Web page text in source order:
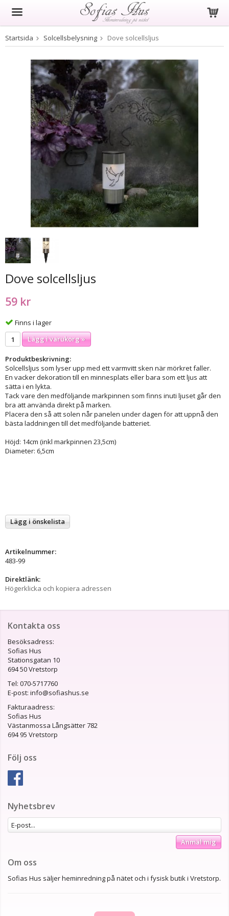
Produkten har blivit tillagd i varukorgen
Startsida Solcellsbelysning Dove solcellsljus
Dove solcellsljus
59 kr
Finns i lager
Lägg i varukorg »
Produktbeskrivning:
Solcellsljus som lyser upp med ett varmvitt sken när mörkret faller.
En vacker dekoration till en minnesplats eller bara som ett ljus att
sätta i en lykta.
Tack vare den medföljande markpinnen som finns inuti ljuset går den
bra att använda direkt på marken.
Placera den så att solen når panelen under dagen för att uppnå den
bästa laddningen till det medföljande batteriet.
Höjd: 14cm (inkl markpinnen 23,5cm)
Diameter: 6,5cm
Lägg i önskelista
Artikelnummer:
483-99
Direktlänk:
Högerklicka och kopiera adressen
Kontakta oss
Besöksadress:
Sofias Hus
Stationsgatan 10
694 50 Vretstorp
Tel: 070-5717760
E-post: info@sofiashus.se
Fakturaadress:
Sofias Hus
Västanmossa Långsätter 782
694 95 Vretstorp
Följ oss
Nyhetsbrev
Anmäl mig
Om oss
Sofias Hus säljer heminredning på nätet och i fysisk butik i Vretstorp.